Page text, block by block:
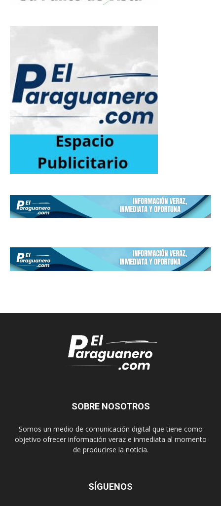
SOBRE NOSOTROS
Somos un medio de comunicación digital que tiene como
objetivo ofrecer información veraz e inmediata al momento
de producirse la noticia.
SÍGUENOS